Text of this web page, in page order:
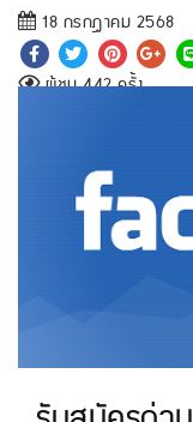
18 กรกฎาคม 2568
ผู้ชม 442 ครั้ง